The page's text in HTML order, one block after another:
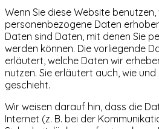
Wenn Sie diese Website
personenbezogene Daten
Daten sind Daten, mit denen Sie
werden können. Die vorliegende
erläutert, welche Daten wir
nutzen. Sie erläutert auch, wie
geschieht.
Wir weisen darauf hin, dass die
Internet (z. B. bei der